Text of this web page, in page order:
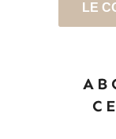
LE